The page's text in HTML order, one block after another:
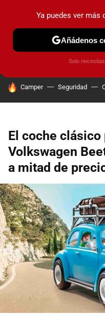
PRUEBAS COCHES
HOY SE HABLA DE
Camper Seguridad
El coche clásico
Volkswagen
a mitad de
Ya puedes ver más
Añádenos
Solo